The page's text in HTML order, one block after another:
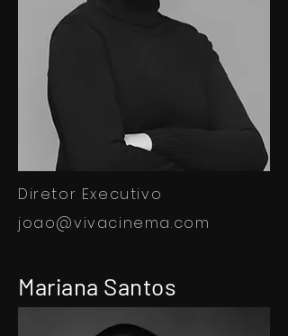
Diretor Executivo
joao@vivacinema.com
Mariana Santos